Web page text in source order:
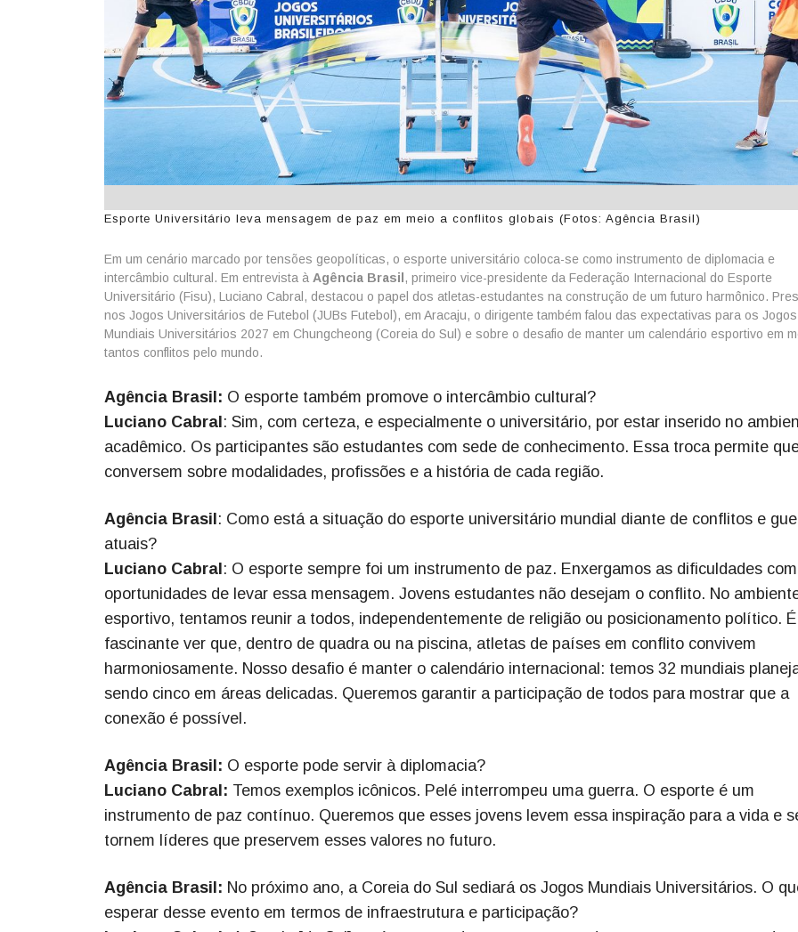
Esporte Universitário leva mensagem de paz em meio a conflitos globais (Fotos: Agência Brasil)
Em um cenário marcado por tensões geopolíticas, o esporte universitário coloca-se como instrumento de diplomacia e
intercâmbio cultural. Em entrevista à Agência Brasil , primeiro vice-presidente da Federação Internacional do Esporte
Universitário (Fisu), Luciano Cabral, destacou o papel dos atletas-estudantes na construção de um futuro harmônico.
nos Jogos Universitários de Futebol (JUBs Futebol), em Aracaju, o dirigente também falou das expectativas para os Jogos
Mundiais Universitários 2027 em Chungcheong (Coreia do Sul) e sobre o desafio de manter um calendário esportivo em
tantos conflitos pelo mundo.
Agência Brasil: O esporte também promove o intercâmbio cultural?
Luciano Cabral: Sim, com certeza, e especialmente o universitário, por estar inserido no
acadêmico. Os participantes são estudantes com sede de conhecimento. Essa troca permite
conversem sobre modalidades, profissões e a história de cada região.
Agência Brasil: Como está a situação do esporte universitário mundial diante de conflitos e
atuais?
Luciano Cabral: O esporte sempre foi um instrumento de paz. Enxergamos as dificuldades
oportunidades de levar essa mensagem. Jovens estudantes não desejam o conflito. No
esportivo, tentamos reunir a todos, independentemente de religião ou posicionamento político. É
fascinante ver que, dentro de quadra ou na piscina, atletas de países em conflito convivem
harmoniosamente. Nosso desafio é manter o calendário internacional: temos 32 mundiais
sendo cinco em áreas delicadas. Queremos garantir a participação de todos para mostrar que a
conexão é possível.
Agência Brasil: O esporte pode servir à diplomacia?
Luciano Cabral: Temos exemplos icônicos. Pelé interrompeu uma guerra. O esporte é um
instrumento de paz contínuo. Queremos que esses jovens levem essa inspiração para a vida e
tornem líderes que preservem esses valores no futuro.
Agência Brasil: No próximo ano, a Coreia do Sul sediará os Jogos Mundiais Universitários. O
esperar desse evento em termos de infraestrutura e participação?